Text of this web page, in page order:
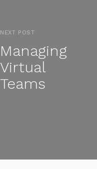
NEXT POST
Managing
Virtual
Teams